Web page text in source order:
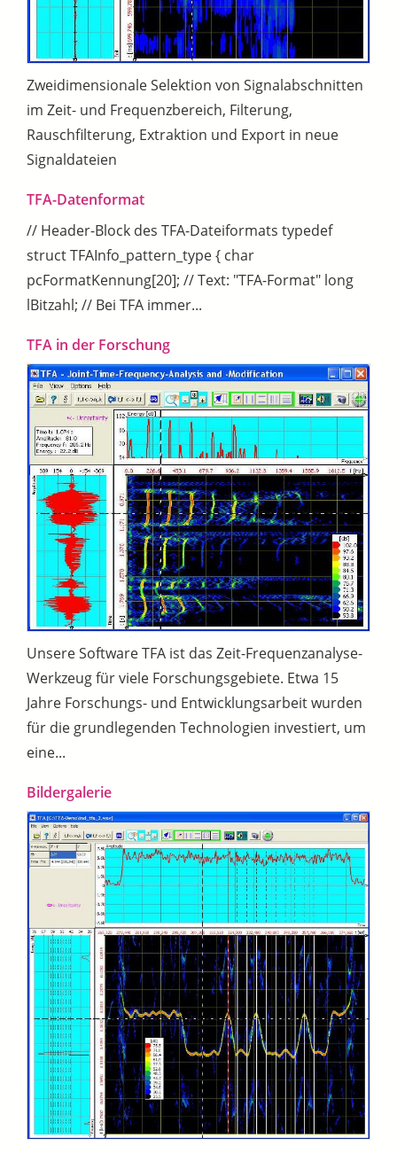
Zweidimensionale Selektion von Signalabschnitten
im Zeit- und Frequenzbereich, Filterung,
Rauschfilterung, Extraktion und Export in neue
Signaldateien
TFA-Datenformat
// Header-Block des TFA-Dateiformats typedef
struct TFAInfo_pattern_type { char
pcFormatKennung[20]; // Text: "TFA-Format" long
lBitzahl; // Bei TFA immer...
TFA in der Forschung
Unsere Software TFA ist das Zeit-Frequenzanalyse-
Werkzeug für viele Forschungsgebiete. Etwa 15
Jahre Forschungs- und Entwicklungsarbeit wurden
für die grundlegenden Technologien investiert, um
eine...
Bildergalerie